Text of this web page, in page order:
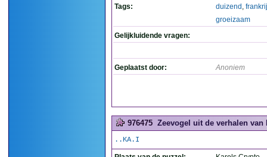
Tags:
duizend ,
groeizaam
Gelijkluidende vragen:
Geplaatst door: Anoniem
976475 Zeevogel uit de verhalen van
..KA.I